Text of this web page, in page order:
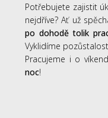
Potřebujete zajistit
nejdříve? Ať už
po dohodě tolik
Vyklidíme
Pracujeme i o
noc!